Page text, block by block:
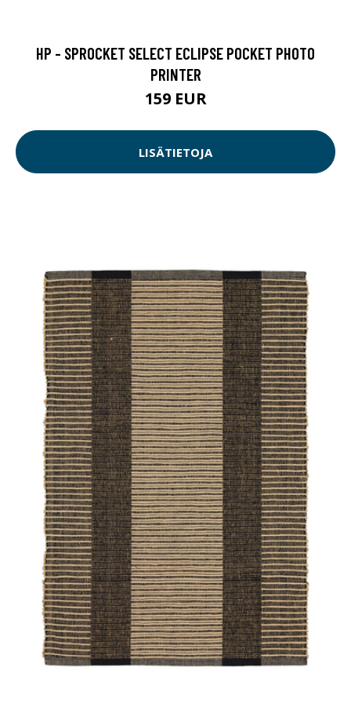
HP - SPROCKET SELECT ECLIPSE POCKET PHOTO
PRINTER
159 EUR
LISÄTIETOJA